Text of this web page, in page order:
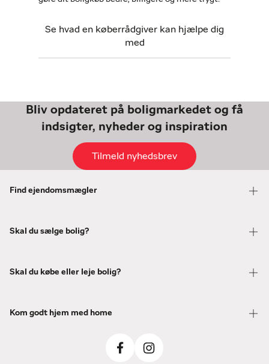
Se hvad en køberrådgiver kan hjælpe dig
med
Bliv opdateret på boligmarkedet og få
indsigter, nyheder og inspiration
Tilmeld nyhedsbrev
Find ejendomsmægler
Skal du sælge bolig?
Skal du købe eller leje bolig?
Kom godt hjem med home